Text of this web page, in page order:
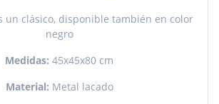
un clásico, disponible también en color
negro
Medidas: 45x45x80 cm
Material: Metal lacado